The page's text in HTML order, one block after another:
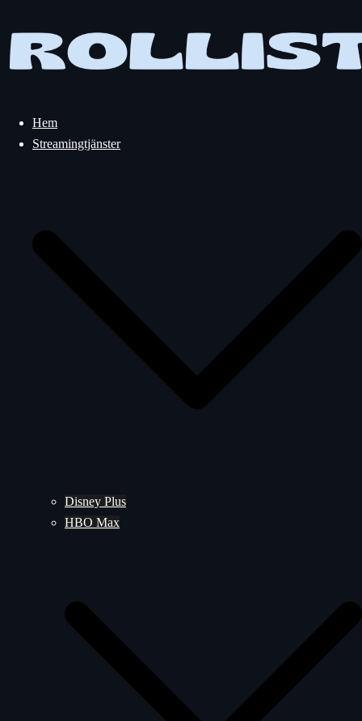
innehåll
Hem
Streamingtjänster
Disney Plus
HBO Max